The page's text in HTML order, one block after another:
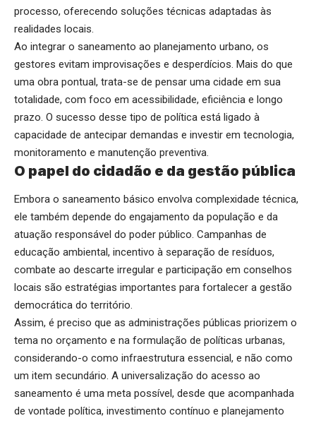
processo, oferecendo soluções técnicas adaptadas às
realidades locais.
Ao integrar o saneamento ao planejamento urbano, os
gestores evitam improvisações e desperdícios. Mais do que
uma obra pontual, trata-se de pensar uma cidade em sua
totalidade, com foco em acessibilidade, eficiência e longo
prazo. O sucesso desse tipo de política está ligado à
capacidade de antecipar demandas e investir em tecnologia,
monitoramento e manutenção preventiva.
O papel do cidadão e da gestão pública
Embora o saneamento básico envolva complexidade técnica,
ele também depende do engajamento da população e da
atuação responsável do poder público. Campanhas de
educação ambiental, incentivo à separação de resíduos,
combate ao descarte irregular e participação em conselhos
locais são estratégias importantes para fortalecer a gestão
democrática do território.
Assim, é preciso que as administrações públicas priorizem o
tema no orçamento e na formulação de políticas urbanas,
considerando-o como infraestrutura essencial, e não como
um item secundário. A universalização do acesso ao
saneamento é uma meta possível, desde que acompanhada
de vontade política, investimento contínuo e planejamento